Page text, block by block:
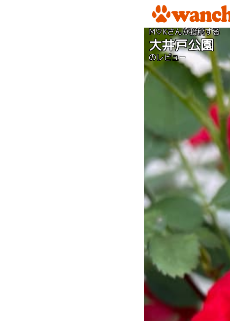
M♡Kさんが投稿する
大井戸公園
のレビュー